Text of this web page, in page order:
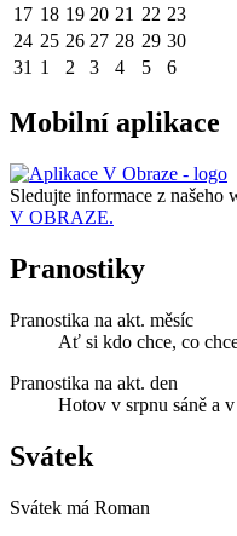
17 18 19 20 21 22 23
24 25 26 27 28 29 30
31 1 2 3 4 5 6
Mobilní aplikace
Sledujte informace z našeho
V OBRAZE.
Pranostiky
Pranostika na akt. měsíc
Ať si kdo chce, co
Pranostika na akt. den
Hotov v srpnu sáně a
Svátek
Svátek má Roman